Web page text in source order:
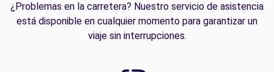
¿Problemas en la carretera? Nuestro servicio de asistencia
está disponible en cualquier momento para garantizar un
viaje sin interrupciones.